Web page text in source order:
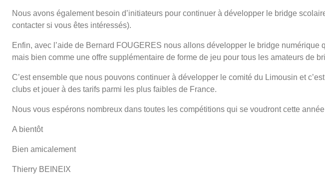
Nous avons également besoin d’initiateurs pour continuer à développer le bridge
contacter si vous êtes intéressés).
Enfin, avec l’aide de Bernard FOUGERES nous allons développer le bridge
mais bien comme une offre supplémentaire de forme de jeu pour tous les amateurs de
C’est ensemble que nous pouvons continuer à développer le comité du Limousin et
clubs et jouer à des tarifs parmi les plus faibles de France.
Nous vous espérons nombreux dans toutes les compétitions qui se voudront cette
A bientôt
Bien amicalement
Thierry BEINEIX